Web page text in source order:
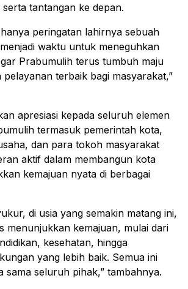
tantangan ke depan.
peringatan lahirnya sebuah
waktu untuk meneguhkan
Prabumulih terus tumbuh maju
terbaik bagi masyarakat,”
apresiasi kepada seluruh elemen
termasuk pemerintah kota,
dan para tokoh masyarakat
aktif dalam membangun kota
kemajuan nyata di berbagai
di usia yang semakin matang ini,
menunjukkan kemajuan, mulai dari
kesehatan, hingga
yang lebih baik. Semua ini
sama seluruh pihak,” tambahnya.